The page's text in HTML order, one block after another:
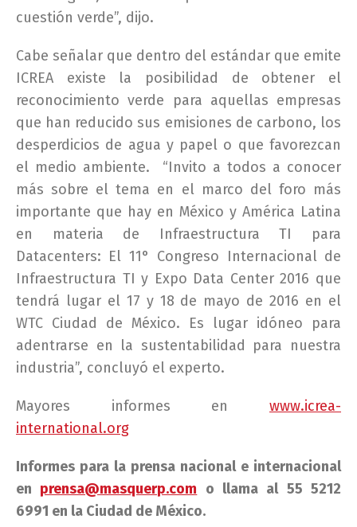
cuestión verde”, dijo.
Cabe señalar que dentro del estándar que emite
ICREA existe la posibilidad de obtener el
reconocimiento verde para aquellas empresas
que han reducido sus emisiones de carbono, los
desperdicios de agua y papel o que favorezcan
el medio ambiente. “Invito a todos a conocer
más sobre el tema en el marco del foro más
importante que hay en México y América Latina
en materia de Infraestructura TI para
Datacenters: El 11° Congreso Internacional de
Infraestructura TI y Expo Data Center 2016 que
tendrá lugar el 17 y 18 de mayo de 2016 en el
WTC Ciudad de México. Es lugar idóneo para
adentrarse en la sustentabilidad para nuestra
industria”, concluyó el experto.
Mayores informes en www.icrea-
international.org
Informes para la prensa nacional e internacional
en prensa@masquerp.com o llama al 55 5212
6991 en la Ciudad de México.